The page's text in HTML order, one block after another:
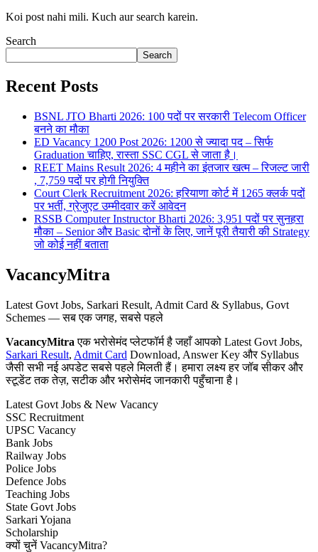
Koi post nahi mili. Kuch aur search karein.
Search
Search
Recent Posts
BSNL JTO Bharti 2026: 100 पदों पर सरकारी Telecom Officer
बनने का मौका
ED Vacancy 1200 Post 2026: 1200 से ज्यादा पद – सिर्फ
Graduation चाहिए, रास्ता SSC CGL से जाता है।
REET Mains Result 2026: 4 महीने का इंतजार खत्म – रिजल्ट जारी
, 7,759 पदों पर होगी नियुक्ति
Court Clerk Recruitment 2026: हरियाणा कोर्ट में 1265 क्लर्क पदों
पर भर्ती, ग्रेजुएट उम्मीदवार करें आवेदन
RSSB Computer Instructor Bharti 2026: 3,951 पदों पर सुनहरा
मौका – Senior और Basic दोनों के लिए, जानें पूरी तैयारी की Strategy
जो कोई नहीं बताता
VacancyMitra
Latest Govt Jobs, Sarkari Result, Admit Card & Syllabus, Govt
Schemes — सब एक जगह, सबसे पहले
VacancyMitra एक भरोसेमंद प्लेटफॉर्म है जहाँ आपको Latest Govt Jobs,
Sarkari Result, Admit Card Download, Answer Key और Syllabus
जैसी सभी नई अपडेट सबसे पहले मिलती हैं। हमारा लक्ष्य हर जॉब सीकर और
स्टूडेंट तक तेज़, सटीक और भरोसेमंद जानकारी पहुँचाना है।
Latest Govt Jobs & New Vacancy
SSC Recruitment
UPSC Vacancy
Bank Jobs
Railway Jobs
Police Jobs
Defence Jobs
Teaching Jobs
State Govt Jobs
Sarkari Yojana
Scholarship
क्यों चुनें VacancyMitra?